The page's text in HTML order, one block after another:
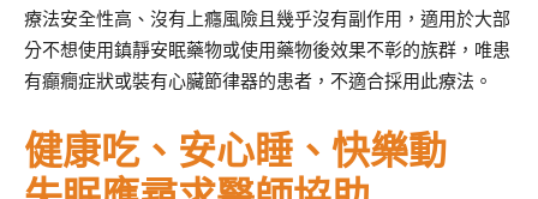
療法安全性高、沒有上癮風險且幾乎沒有副作用，適用於大部
分不想使用鎮靜安眠藥物或使用藥物後效果不彰的族群，唯患
有癲癇症狀或裝有心臟節律器的患者，不適合採用此療法。
健康吃、安心睡、快樂動